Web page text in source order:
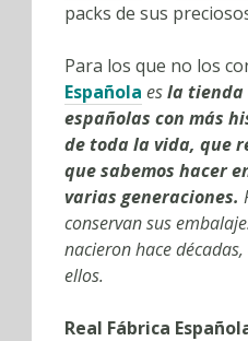
packs de sus
Para los que no los
Española esla tienda
españolas con más
de toda la vida, que
que sabemos hacer
varias generaciones.
conservan sus
nacieron hace
ellos.
Real Fábrica